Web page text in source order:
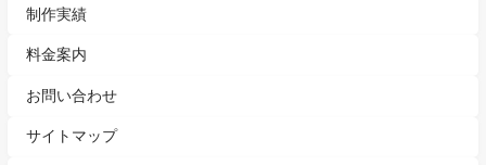
制作実績
料金案内
お問い合わせ
サイトマップ